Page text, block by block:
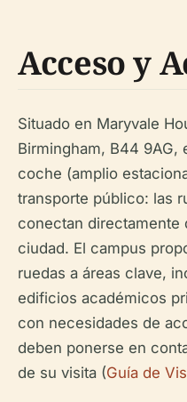
Acceso y
Situado en Maryvale
Birmingham, B44 9AG,
coche (amplio
transporte público: las
conectan directamente
ciudad. El campus
ruedas a áreas clave,
edificios académicos
con necesidades de
deben ponerse en
de su visita (Guía de